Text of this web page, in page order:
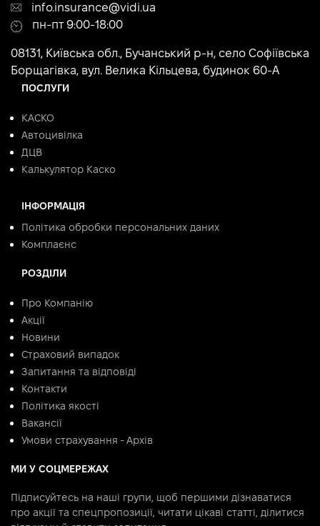
info.insurance@vidi.ua
пн-пт 9:00-18:00
08131, Київська обл., Бучанський р-н, село Софіївська
Борщагівка, вул. Велика Кільцева, будинок 60-А
ПОСЛУГИ
КАСКО
Автоцивілка
ДЦВ
Калькулятор Каско
ІНФОРМАЦІЯ
Політика обробки персональних даних
Комплаєнс
РОЗДІЛИ
Про Компанію
Акції
Новини
Страховий випадок
Запитання та відповіді
Контакти
Політика якості
Вакансії
Умови страхування - Архів
МИ У СОЦМЕРЕЖАХ
Підписуйтесь на наші групи, щоб першими дізнаватися
про акції та спецпропозиції, читати цікаві статті, ділитися